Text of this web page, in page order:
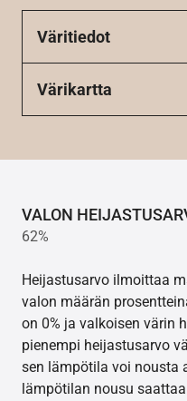
Väritiedot
Värikartta
VALON
62%
Heijastusarvo ilmoittaa
valon määrän
on 0% ja valkoisen värin
pienempi heijastusarvo
sen lämpötila voi nousta
lämpötilan nousu